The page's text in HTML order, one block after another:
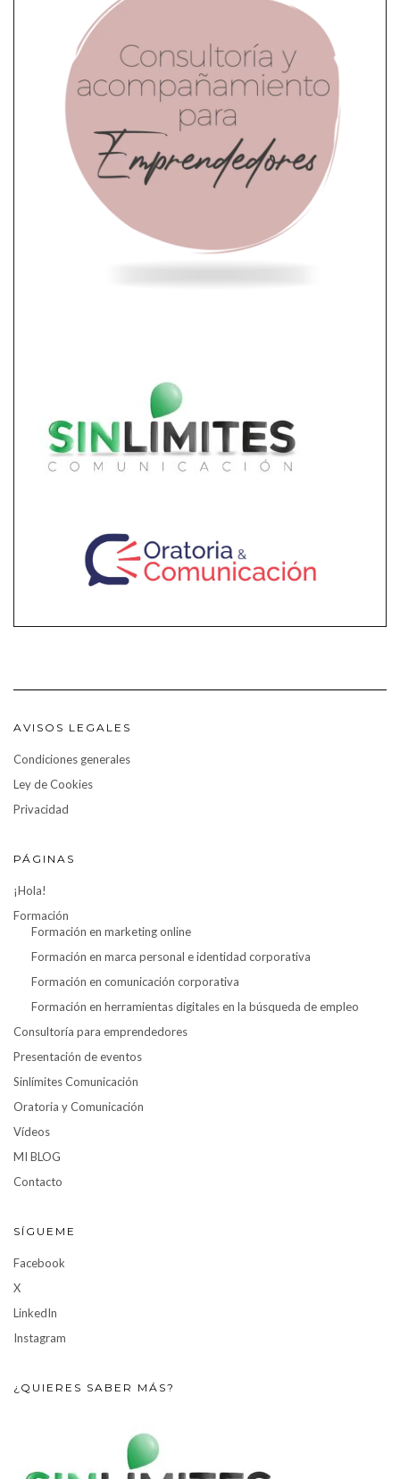
AVISOS LEGALES
Condiciones generales
Ley de Cookies
Privacidad
PÁGINAS
¡Hola!
Formación
Formación en marketing online
Formación en marca personal e identidad corporativa
Formación en comunicación corporativa
Formación en herramientas digitales en la búsqueda de empleo
Consultoría para emprendedores
Presentación de eventos
Sinlímites Comunicación
Oratoria y Comunicación
Vídeos
MI BLOG
Contacto
SÍGUEME
Facebook
X
LinkedIn
Instagram
¿QUIERES SABER MÁS?